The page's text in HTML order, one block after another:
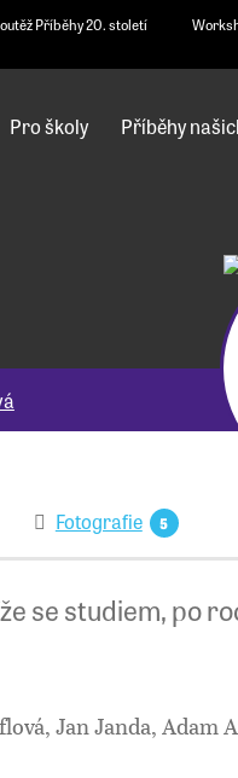
Příběhy 20. století
Pro školy Příběhy
Fotografie 5
se studiem, po
Jan Janda, Adam